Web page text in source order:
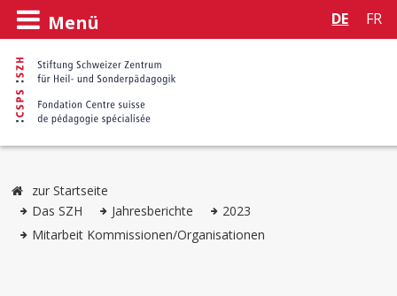
Menü DE FR
zur Startseite
Das SZH
Jahresberichte
2023
Mitarbeit Kommissionen/Organisationen